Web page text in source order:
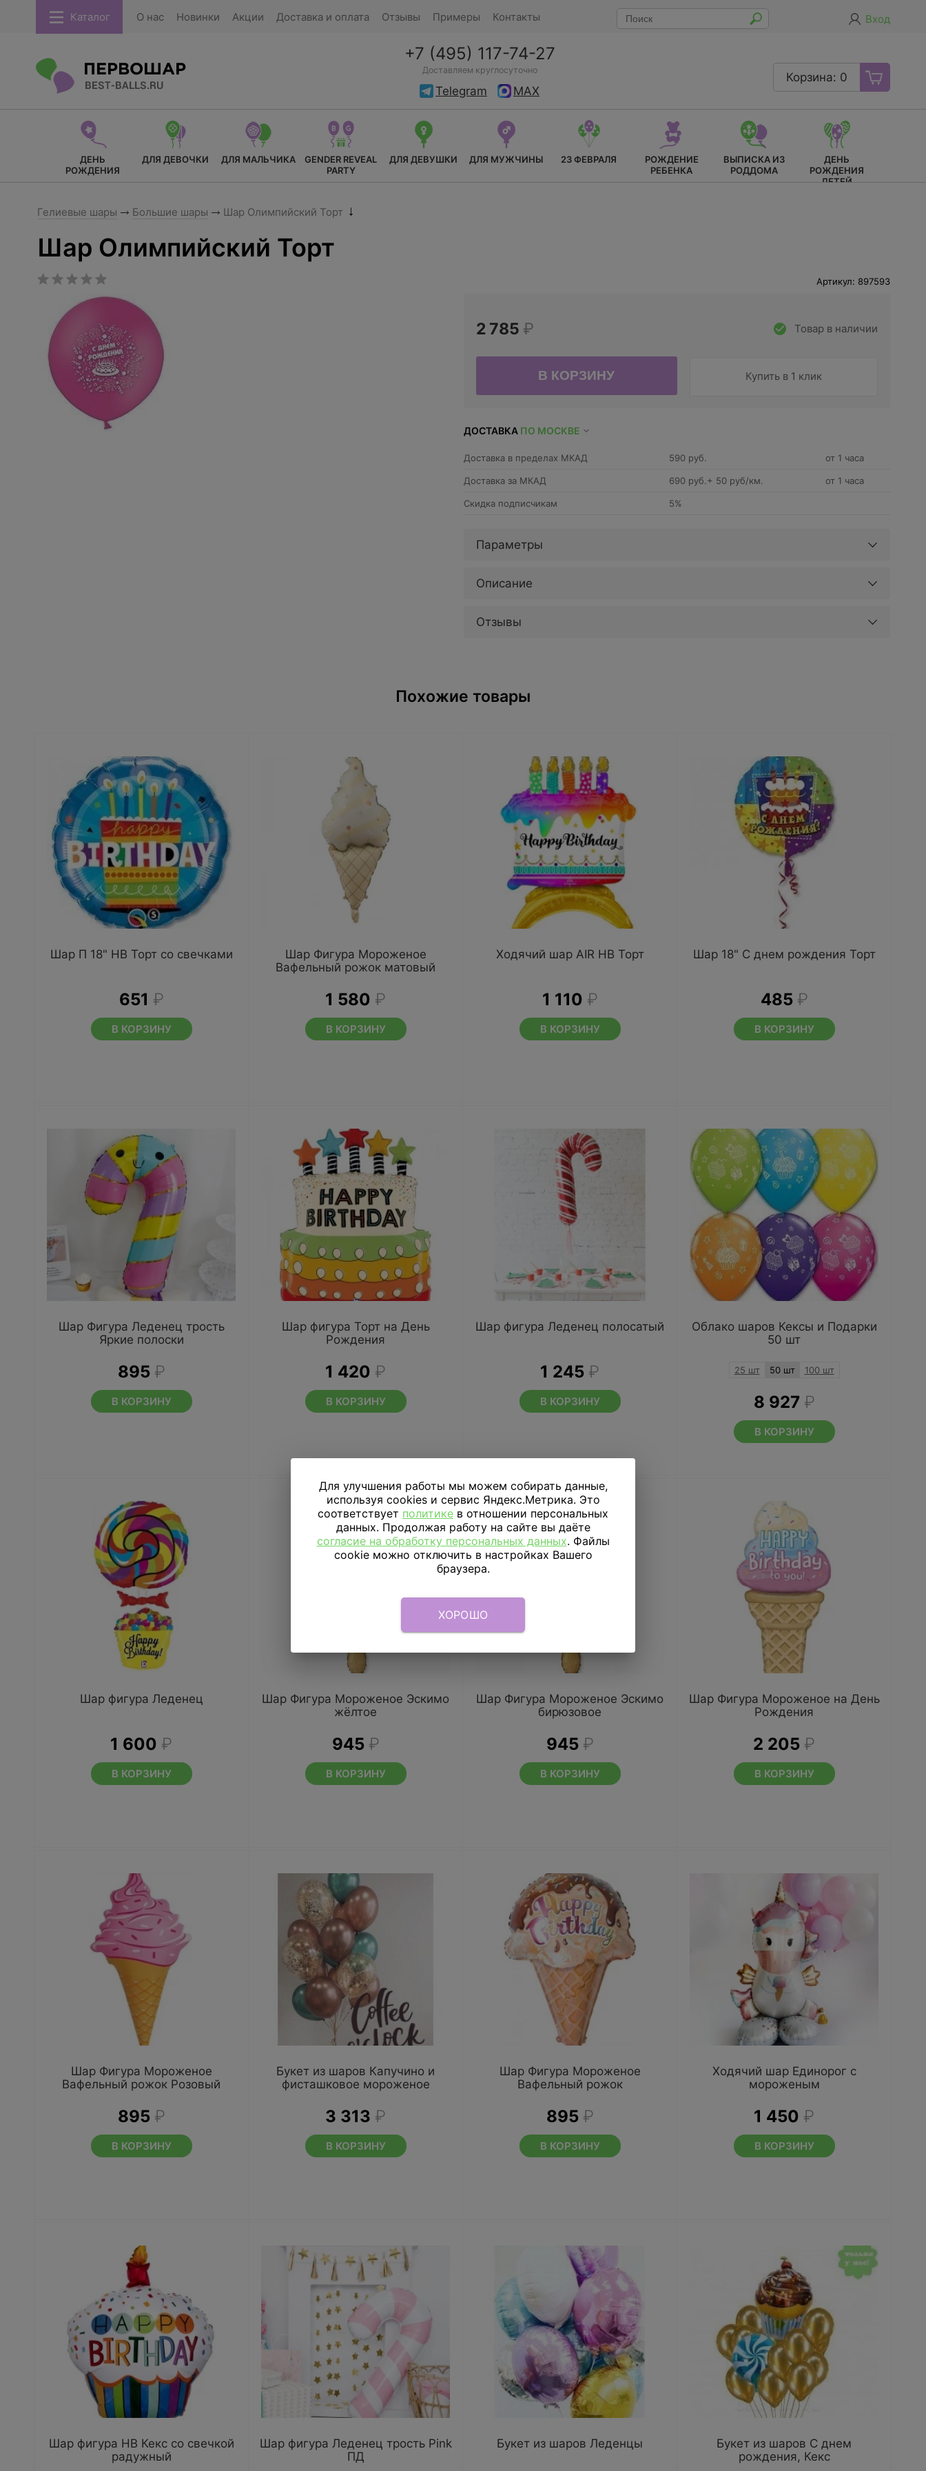
Каталог О нас Новинки Акции Доставка и оплата Отзывы Примеры Контакты Вход
+7 (495) 117-74-27
Доставляем круглосуточно
Telegram MAX
Корзина: 0
ДЕНЬ
РОЖДЕНИЯ
ДЛЯ ДЕВОЧКИ ДЛЯ МАЛЬЧИКА
GENDER REVEAL
PARTY
ДЛЯ ДЕВУШКИ ДЛЯ МУЖЧИНЫ 23 ФЕВРАЛЯ
РОЖДЕНИЕ
РЕБЕНКА
ВЫПИСКА ИЗ
РОДДОМА
ДЕНЬ
РОЖДЕНИЯ
ДЕТЕЙ
Гелиевые шары Большие шары Шар Олимпийский Торт
Шар Олимпийский Торт
Артикул: 897593
Товар в наличии
2 785 ₽
Купить в 1 клик
ДОСТАВКА ПО МОСКВЕ
Доставка в пределах МКАД 590 руб. от 1 часа
Доставка за МКАД 690 руб.+ 50 руб/км. от 1 часа
Скидка подписчикам 5%
Параметры
Описание
Отзывы
Похожие товары
Шар П 18" HB Торт со свечками
651 ₽
В КОРЗИНУ
Шар Фигура Мороженое
Вафельный рожок матовый
1 580 ₽
В КОРЗИНУ
Ходячий шар AIR HB Торт
1 110 ₽
В КОРЗИНУ
Шар 18" С днем рождения Торт
485 ₽
В КОРЗИНУ
Шар Фигура Леденец трость
Яркие полоски
895 ₽
В КОРЗИНУ
Шар фигура Торт на День
Рождения
1 420 ₽
В КОРЗИНУ
Шар фигура Леденец полосатый
1 245 ₽
В КОРЗИНУ
Облако шаров Кексы и Подарки
50 шт
25 шт 50 шт 100 шт
8 927 ₽
В КОРЗИНУ
Шар фигура Леденец
1 600 ₽
В КОРЗИНУ
Шар Фигура Мороженое Эскимо
жёлтое
945 ₽
В КОРЗИНУ
Шар Фигура Мороженое Эскимо
бирюзовое
945 ₽
В КОРЗИНУ
Шар Фигура Мороженое на День
Рождения
2 205 ₽
В КОРЗИНУ
Шар Фигура Мороженое
Вафельный рожок Розовый
895 ₽
В КОРЗИНУ
Букет из шаров Капучино и
фисташковое мороженое
3 313 ₽
В КОРЗИНУ
Шар Фигура Мороженое
Вафельный рожок
895 ₽
В КОРЗИНУ
Ходячий шар Единорог с
мороженым
1 450 ₽
В КОРЗИНУ
Шар фигура HB Кекс со свечкой
радужный
Шар фигура Леденец трость Pink
ПД
Букет из шаров Леденцы
Букет из шаров С днем
рождения, Кекс
Для улучшения работы мы можем собирать данные,
используя cookies и сервис Яндекс.Метрика. Это
соответствует политике в отношении персональных
данных. Продолжая работу на сайте вы даёте
согласие на обработку персональных данных. Файлы
cookie можно отключить в настройках Вашего
браузера.
ХОРОШО